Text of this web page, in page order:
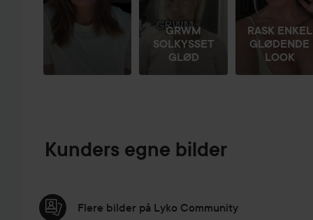
GRWM
SOLKYSSET
GLØD
RASK ENKEL
GLØDENDE
LOOK
Kunders egne bilder
Flere bilder på Lyko Community